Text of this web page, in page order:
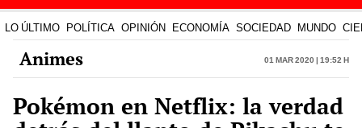
LO ÚLTIMO POLÍTICA OPINIÓN ECONOMÍA SOCIEDAD MUNDO
Animes 01 Mar 2020 | 19:52 h
Pokémon en Netflix: la verdad